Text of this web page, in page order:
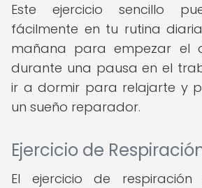
Este ejercicio sencillo
fácilmente en tu rutina
mañana para empezar el
durante una pausa en el
ir a dormir para relajarte y
un sueño reparador.
Ejercicio de
El ejercicio de